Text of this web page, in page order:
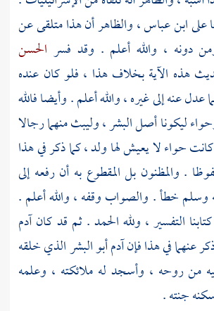
علىابن عباس، والظاهر أن هذا متلقى عن
دونه ، والله أعلم . وقد فسر الحسن
هذه الآية بخلاف هذا ، فلو كان عنده
عدل عنه إلى غيره ، والله أعلم . وأيضا فالله
ليكونا أصل البشر ، وليبث منهما رجالا
حواءلا يعيش لها ولد ، كما ذكر في هذا
. والمظنون بل المقطوع به أن رفعه إلى
وسلم خطأ . والصواب وقفه ، والله أعلم .
التفسير ، ولله الحمد . ثم قد كانآدم
عنهما في هذا فإنآدمأبو البشر الذي خلقه
من روحه ، وأسجد له ملائكته ، وعلمه
جنته .